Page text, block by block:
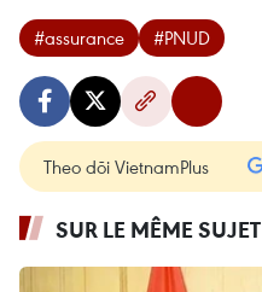
#assurance #PNUD
Theo dõi VietnamPlus
SUR LE MÊME SUJET